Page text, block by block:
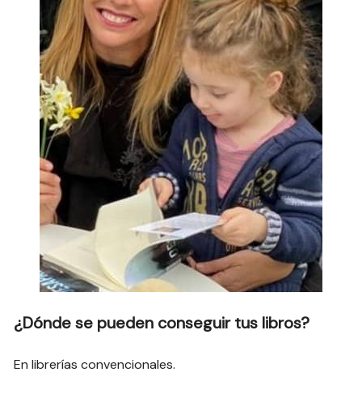
¿Dónde se pueden conseguir tus libros?
En librerías convencionales.